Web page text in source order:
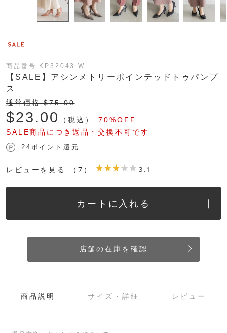
商品番号 KP32043 W
【SALE】アシンメトリーポインテッドトゥパンプ
ス
通常価格 $‌75.00
$‌23.00 （税込）
70%OFF
SALE商品につき返品・交換不可です
24ポイント還元
レビューを見る （7） 3.1
カートに入れる
店舗の在庫を確認
商品説明 サイズ・詳細 レビュー